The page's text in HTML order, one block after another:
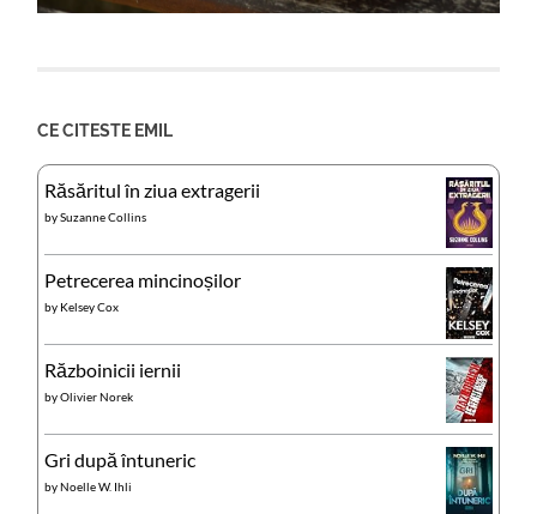
CE CITESTE EMIL
Răsăritul în ziua extragerii
bySuzanne Collins
Petrecerea mincinoșilor
by Kelsey Cox
Războinicii iernii
byOlivier Norek
Gri după întuneric
byNoelle W. Ihli